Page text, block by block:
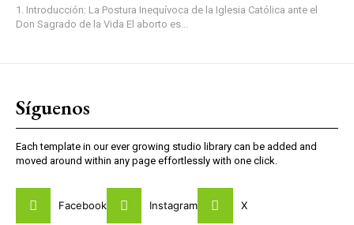
1. Introducción: La Postura Inequívoca de la Iglesia Católica ante el
Don Sagrado de la Vida El aborto es...
Síguenos
Each template in our ever growing studio library can be added and
moved around within any page effortlessly with one click.
Facebook Instagram X